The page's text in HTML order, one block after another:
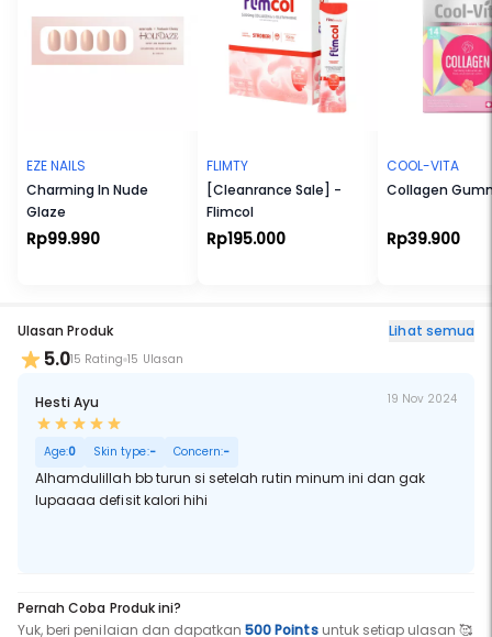
EZE NAILS
Charming In Nude
Glaze
Rp99.990
FLIMTY
[Cleanrance Sale] -
Flimcol
Rp195.000
COOL-VITA
Collagen
Rp39.900
Ulasan Produk Lihat semua
5.015 Rating 15 Ulasan
Hesti Ayu 19 Nov 2024
Age:0 Skin type:- Concern:-
Alhamdulillah bb turun si setelah rutin minum ini dan gak
lupaaaa defisit kalori hihi
Pernah Coba Produk ini?
Yuk, beri penilaian dan dapatkan500 Pointsuntuk setiap ulasan 🥰